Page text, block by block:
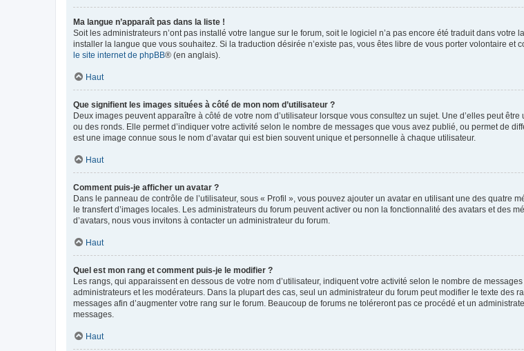
Ma langue n’apparaît pas dans la liste !
Soit les administrateurs n’ont pas installé votre langue sur le forum, soit le logiciel n’a pas encore été traduit dans
installer la langue que vous souhaitez. Si la traduction désirée n’existe pas, vous êtes libre de vous porter volontaire
le site internet de phpBB® (en anglais).
Haut
Que signifient les images situées à côté de mon nom d’utilisateur ?
Deux images peuvent apparaître à côté de votre nom d’utilisateur lorsque vous consultez un sujet. Une d’elles peut
ou des ronds. Elle permet d’indiquer votre activité selon le nombre de messages que vous avez publié, ou permet de
est une image connue sous le nom d’avatar qui est bien souvent unique et personnelle à chaque utilisateur.
Haut
Comment puis-je afficher un avatar ?
Dans le panneau de contrôle de l’utilisateur, sous « Profil », vous pouvez ajouter un avatar en utilisant une des quatre
le transfert d’images locales. Les administrateurs du forum peuvent activer ou non la fonctionnalité des avatars et des
d’avatars, nous vous invitons à contacter un administrateur du forum.
Haut
Quel est mon rang et comment puis-je le modifier ?
Les rangs, qui apparaissent en dessous de votre nom d’utilisateur, indiquent votre activité selon le nombre de
administrateurs et les modérateurs. Dans la plupart des cas, seul un administrateur du forum peut modifier le texte des
messages afin d’augmenter votre rang sur le forum. Beaucoup de forums ne toléreront pas ce procédé et un
messages.
Haut